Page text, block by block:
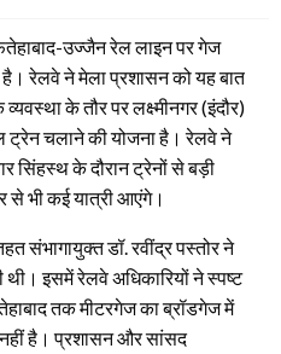
उज्जैन रेल लाइन पर गेज
है। रेलवे ने मेला प्रशासन को यह बात
के तौर पर लक्ष्मीनगर (इंदौर)
चलाने की योजना है। रेलवे ने
सिंहस्थ के दौरान ट्रेनों से बड़ी
से भी कई यात्री आएंगे।
संभागायुक्त डॉ. रवींद्र पस्तोर ने
इसमें रेलवे अधिकारियों ने स्पष्ट
तक मीटरगेज का ब्रॉडगेज में
है। प्रशासन और सांसद